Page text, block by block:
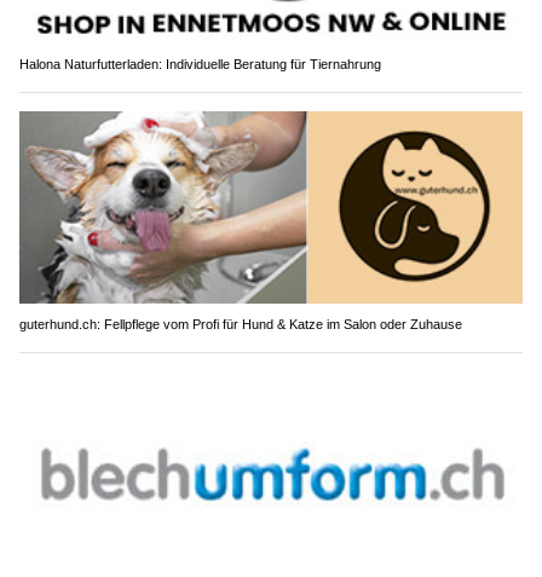
Halona Naturfutterladen: Individuelle Beratung für Tiernahrung
guterhund.ch: Fellpflege vom Profi für Hund & Katze im Salon oder Zuhause